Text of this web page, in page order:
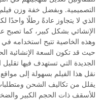
التصميمية. وبفضل خفة وزن
الذي لا يتجاوز عادةً رطلًا
الإنشائي بشكل كبير، كما تصبح
حيث قد تكون السعة الإنشائية
نقل هذا الفيلم بسهولة إلى
يقلل من تكاليف الشحن ومتطلبات
للأسقف ذات الحجم الكبير